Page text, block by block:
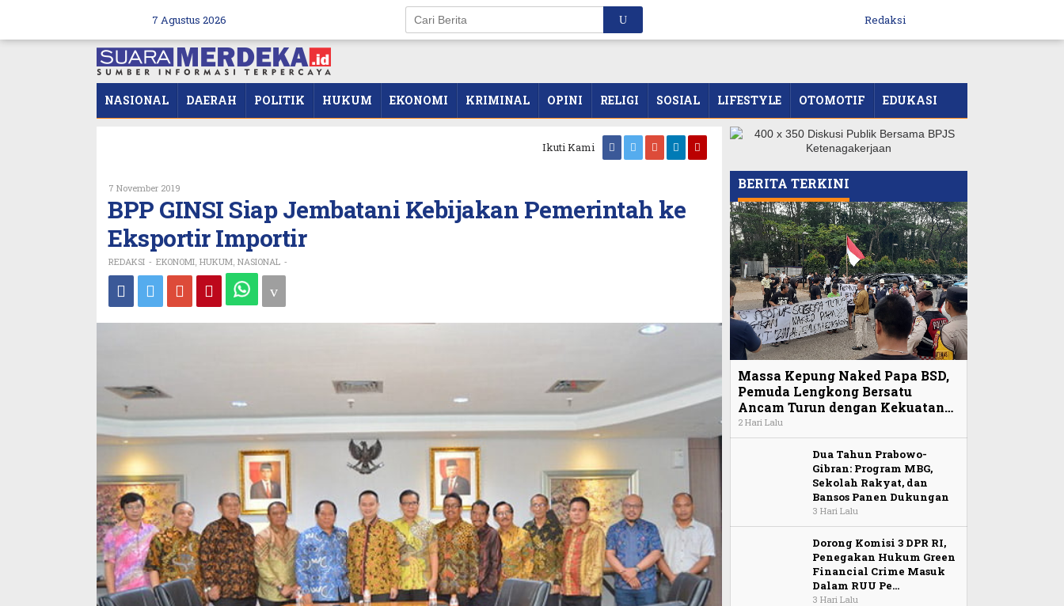
7 Agustus 2026 Redaksi
NASIONAL DAERAH POLITIK HUKUM EKONOMI KRIMINAL OPINI RELIGI SOSIAL LIFESTYLE OTOMOTIF EDUKASI
Ikuti Kami
7 November 2019
BPP GINSI Siap Jembatani Kebijakan Pemerintah ke
Eksportir Importir
REDAKSI - EKONOMI HUKUM NASIONAL -
BERITA TERKINI
Massa Kepung Naked Papa BSD,
Pemuda Lengkong Bersatu
Ancam Turun dengan Kekuatan…
2 Hari Lalu
Dua Tahun Prabowo-
Gibran: Program MBG,
Sekolah Rakyat, dan
Bansos Panen Dukungan
3 Hari Lalu
Dorong Komisi 3 DPR RI,
Penegakan Hukum Green
Financial Crime Masuk
Dalam RUU Pe…
3 Hari Lalu